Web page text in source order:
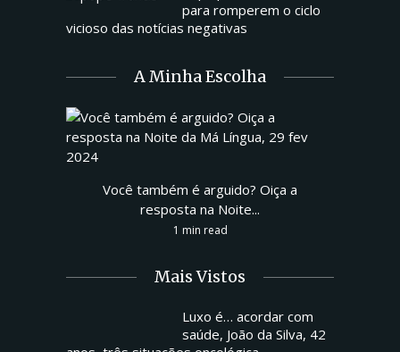
para romperem o ciclo
vicioso das notícias negativas
A Minha Escolha
Você também é arguido? Oiça a
resposta na Noite...
1 min read
Mais Vistos
Luxo é… acordar com
saúde, João da Silva, 42